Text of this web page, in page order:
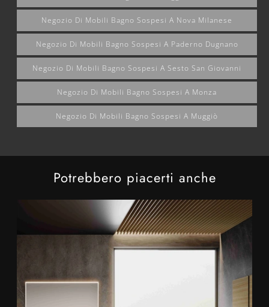
Negozio Di Mobili Bagno Sospesi A Nova Milanese
Negozio Di Mobili Bagno Sospesi A Paderno Dugnano
Negozio Di Mobili Bagno Sospesi A Sesto San Giovanni
Negozio Di Mobili Bagno Sospesi A Monza
Negozio Di Mobili Bagno Sospesi A Muggiò
Potrebbero piacerti anche